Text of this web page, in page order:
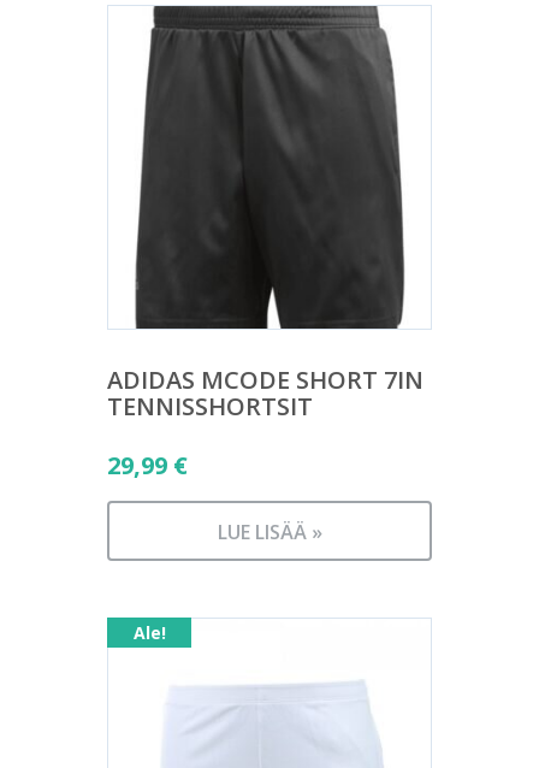
ADIDAS MCODE SHORT 7IN
TENNISSHORTSIT
29,99 €
LUE LISÄÄ »
Ale!